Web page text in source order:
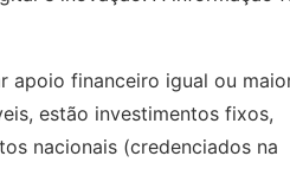
apoio financeiro igual ou
estão investimentos fixos,
nacionais (credenciados na